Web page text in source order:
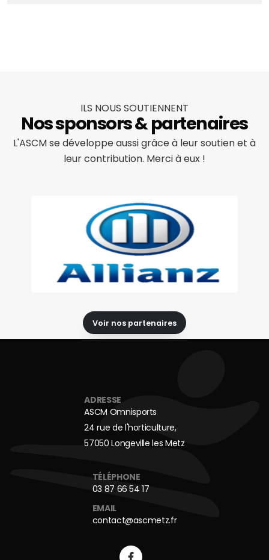
ILS NOUS SOUTIENNENT
Nos sponsors & partenaires
L'ASCM se développe aussi grâce à leur soutien et à
leur contribution. Merci à eux !
Voir nos partenaires
ADRESSE
ASCM Omnisports
24 rue de l'horticulture,
57050 Longeville les Metz
TÉLÉPHONE
03 87 66 54 17
EMAIL
contact@ascmetz.fr